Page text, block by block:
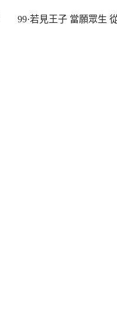
99·若見王子 當願眾生